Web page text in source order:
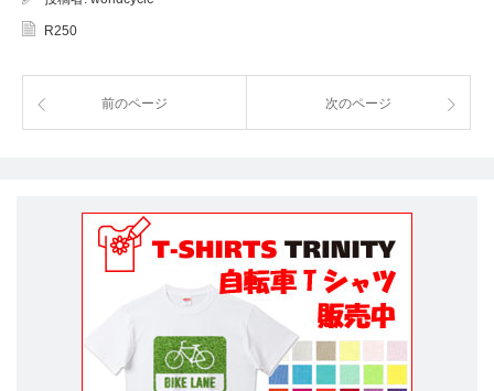
R250
前のページ 次のページ